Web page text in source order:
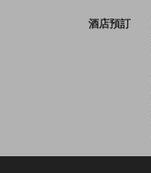
酒店預訂